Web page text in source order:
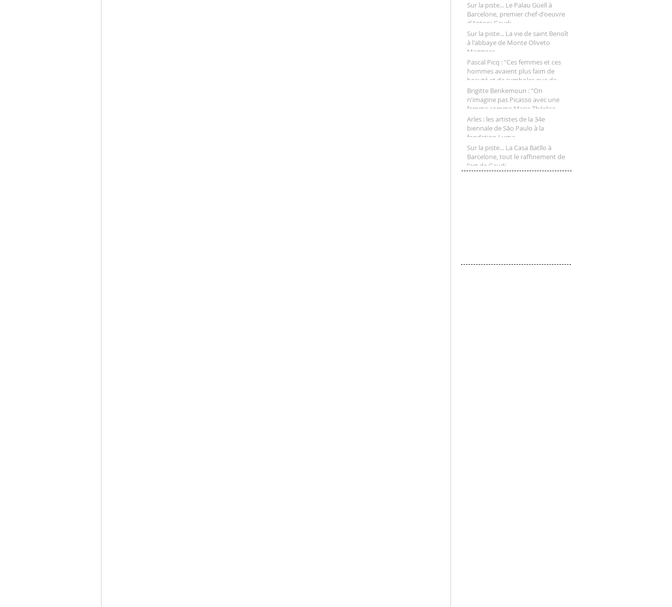
Sur la piste... Le Palau Güell à
Barcelone, premier chef-d'oeuvre
d'Antoni Gaudi
Sur la piste... La vie de saint Benoît
à l'abbaye de Monte Oliveto
Maggiore
Pascal Picq : "Ces femmes et ces
hommes avaient plus faim de
beauté et de symboles que de
gibier"
Brigitte Benkemoun : "On
n'imagine pas Picasso avec une
femme comme Marie-Thérèse
Walter"
Arles : les artistes de la 34e
biennale de São Paulo à la
fondation Luma
Sur la piste... La Casa Batllo à
Barcelone, tout le raffinement de
l'art de Gaudi